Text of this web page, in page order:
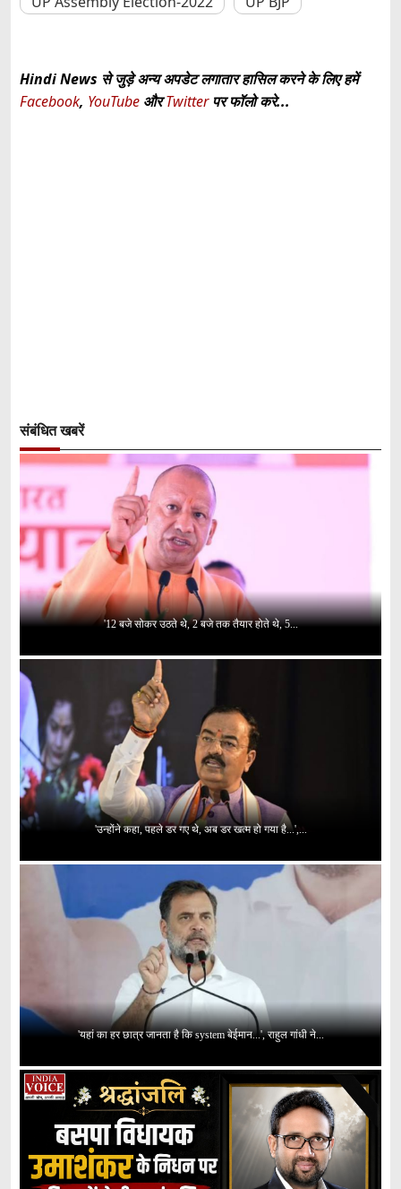
Hindi News से जुड़े अन्य अपडेट लगातार हासिल करने के लिए हमें
Facebook, YouTube औरTwitterपर फॉलो करे...
संबंधित खबरें
'12 बजे सोकर उठते थे, 2 बजे तक तैयार होते थे, 5...
'उन्होंने कहा, पहले डर गए थे, अब डर खत्म हो गया है...',...
'यहां का हर छात्र जानता है कि system बेईमान...', राहुल गांधी ने...